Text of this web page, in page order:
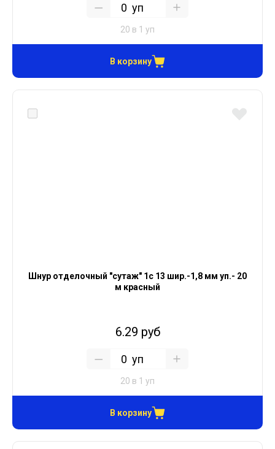
уп
20 в 1 уп
В корзину
Шнур отделочный "сутаж" 1с 13 шир.-1,8 мм уп.- 20
м красный
6.29 руб
уп
20 в 1 уп
В корзину